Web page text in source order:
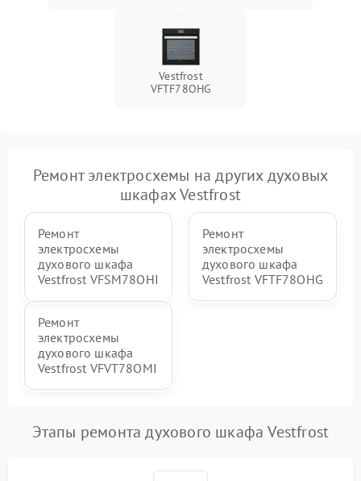
Vestfrost
VFTF78OHG
Ремонт электросхемы на других духовых
шкафах Vestfrost
Ремонт
электросхемы
духового шкафа
Vestfrost VFSM78OHI
Ремонт
электросхемы
духового шкафа
Vestfrost VFTF78OHG
Ремонт
электросхемы
духового шкафа
Vestfrost VFVT78OMI
Этапы ремонта духового шкафа Vestfrost